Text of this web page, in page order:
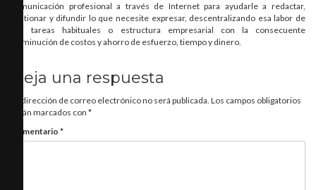
comunicación profesional a través de Internet para ayudarle a redactar,
gestionar y difundir lo que necesite expresar, descentralizando esa labor de
sus tareas habituales o estructura empresarial con la consecuente
disminución de costos y ahorro de esfuerzo, tiempo y dinero.
Deja una respuesta
Tu dirección de correo electrónico no será publicada. Los campos obligatorios
están marcados con *
Comentario *